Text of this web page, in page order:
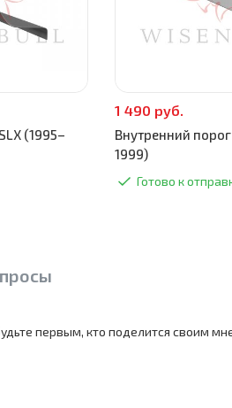
(1995–
1 490 руб.
Внутренний
1999)
Готово к
первым, кто поделится своим